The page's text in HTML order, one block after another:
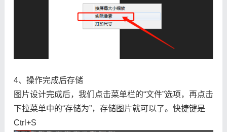
4、操作完成后存储
图片设计完成后，我们点击菜单栏的“文件”选项，再点击
下拉菜单中的“存储为”，存储图片就可以了。快捷键是
Ctrl+S